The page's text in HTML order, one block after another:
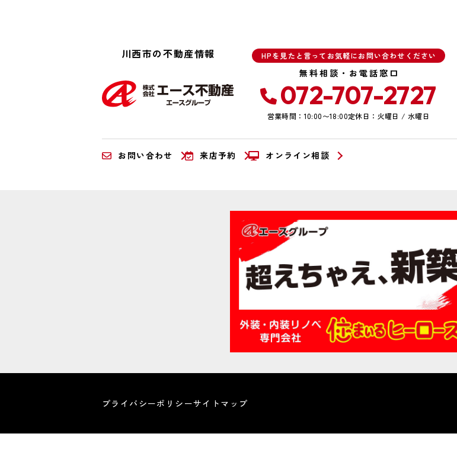
川西市の不動産情報 HPを見たと言ってお気軽にお問い合わせください
無料相談・お電話窓口
072-707-2727
営業時間：10:00〜18:00定休日：火曜日 / 水曜日
お問い合わせ 来店予約 オンライン相談
プライバシーポリシーサイトマップ